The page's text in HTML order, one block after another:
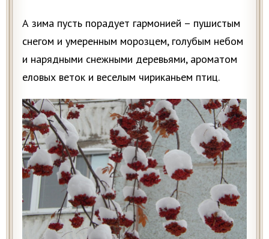
А зима пусть порадует гармонией – пушистым
снегом и умеренным морозцем, голубым небом
и нарядными снежными деревьями, ароматом
еловых веток и веселым чириканьем птиц.